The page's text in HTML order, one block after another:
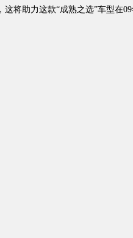
这将助力这款“成熟之选”车型在09